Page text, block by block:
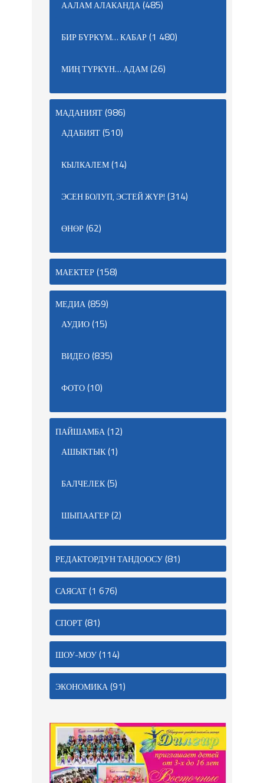
ААЛАМ АЛАКАНДА(485)
БИР БҮРКҮМ… КАБАР(1 480)
МИҢ ТҮРКҮН… АДАМ(26)
МАДАНИЯТ(986)
АДАБИЯТ(510)
КЫЛКАЛЕМ(14)
ЭСЕН БОЛУП, ЭСТЕЙ ЖҮР! (314)
ӨНӨР(62)
МАЕКТЕР(158)
МЕДИА(859)
АУДИО(15)
ВИДЕО(835)
ФОТО(10)
ПАЙШАМБА(12)
АШЫКТЫК(1)
БАЛЧЕЛЕК(5)
ШЫПААГЕР(2)
РЕДАКТОРДУН ТАНДООСУ(81)
САЯСАТ(1 676)
СПОРТ(81)
ШОУ-МОУ(114)
ЭКОНОМИКА(91)